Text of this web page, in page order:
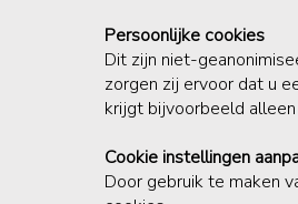
Persoonlijke cookies
Dit zijn niet-
zorgen zij ervoor dat u
krijgt bijvoorbeeld
Cookie instellingen
Door gebruik te maken